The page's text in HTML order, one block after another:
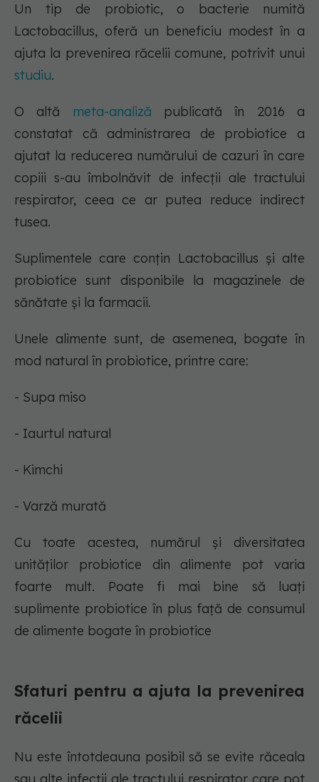
Un tip de probiotic, o bacterie numită
Lactobacillus, oferă un beneficiu modest în a
ajuta la prevenirea răcelii comune, potrivit unui
studiu.
O altă meta-analiză publicată în 2016 a
constatat că administrarea de probiotice a
ajutat la reducerea numărului de cazuri în care
copiii s-au îmbolnăvit de infecții ale tractului
respirator, ceea ce ar putea reduce indirect
tusea.
Suplimentele care conțin Lactobacillus și alte
probiotice sunt disponibile la magazinele de
sănătate și la farmacii.
Unele alimente sunt, de asemenea, bogate în
mod natural în probiotice, printre care:
- Supa miso
- Iaurtul natural
- Kimchi
- Varză murată
Cu toate acestea, numărul și diversitatea
unităților probiotice din alimente pot varia
foarte mult. Poate fi mai bine să luați
suplimente probiotice în plus față de consumul
de alimente bogate în probiotice
Sfaturi pentru a ajuta la prevenirea
răcelii
Nu este întotdeauna posibil să se evite răceala